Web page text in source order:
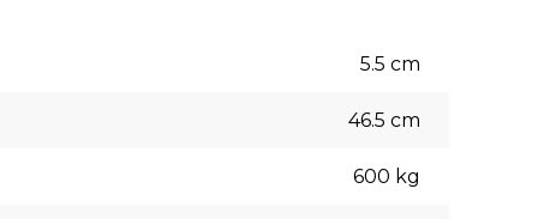
5.5 cm
46.5 cm
600 kg